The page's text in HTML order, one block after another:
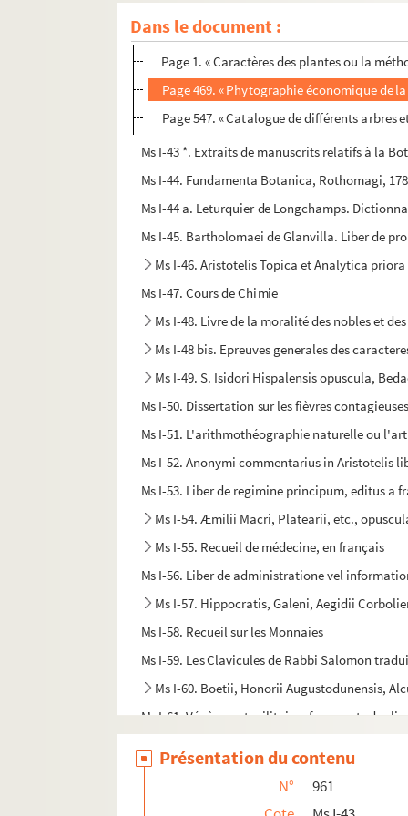
Dans le document :
Ms I-43. Botanique
Page 1. « Caractères des plantes ou la
Page 469. « Phytographie économique de
Page 547. « Catalogue de différents
Ms I-43 *. Extraits de manuscrits relatifs à la
Ms I-44. Fundamenta Botanica, Rothomagi,
Ms I-44 a. Leturquier de Longchamps.
Ms I-45. Bartholomaei de Glanvilla. Liber de
Ms I-46. Aristotelis Topica et Analytica
Ms I-47. Cours de Chimie
Ms I-48. Livre de la moralité des nobles et
Ms I-48 bis. Epreuves generales des
Ms I-49. S. Isidori Hispalensis opuscula,
Ms I-50. Dissertation sur les fièvres
Ms I-51. L'arithmothéographie naturelle ou
Ms I-52. Anonymi commentarius in Aristotelis
Ms I-53. Liber de regimine principum, editus
Ms I-54. Æmilii Macri, Platearii, etc.,
Ms I-55. Recueil de médecine, en français
Ms I-56. Liber de administratione vel
Ms I-57. Hippocratis, Galeni, Aegidii
Ms I-58. Recueil sur les Monnaies
Ms I-59. Les Clavicules de Rabbi Salomon
Ms I-60. Boetii, Honorii Augustodunensis,
Ms I-61. Végèce, art militaire ; fragments des
Ms I-63. Recueil de maximes morales des
Présentation du contenu
N°
961